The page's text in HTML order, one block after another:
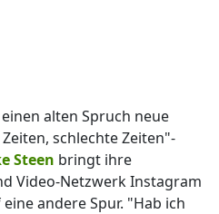
alten Spruch neue
schlechte Zeiten"-
Steen bringt ihre
Video-Netzwerk Instagram
andere Spur. "Hab ich